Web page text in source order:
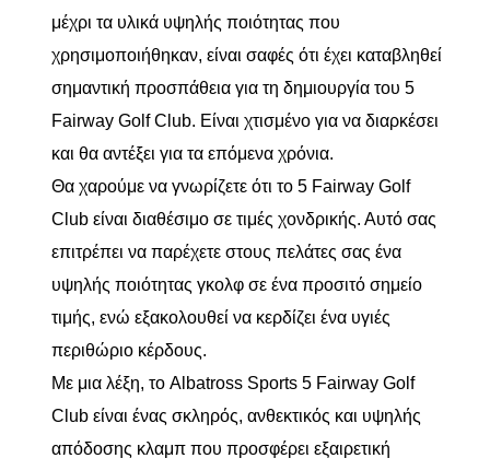
μέχρι τα υλικά υψηλής ποιότητας που
χρησιμοποιήθηκαν, είναι σαφές ότι έχει καταβληθεί
σημαντική προσπάθεια για τη δημιουργία του 5
Fairway Golf Club. Είναι χτισμένο για να διαρκέσει
και θα αντέξει για τα επόμενα χρόνια.
Θα χαρούμε να γνωρίζετε ότι το 5 Fairway Golf
Club είναι διαθέσιμο σε τιμές χονδρικής. Αυτό σας
επιτρέπει να παρέχετε στους πελάτες σας ένα
υψηλής ποιότητας γκολφ σε ένα προσιτό σημείο
τιμής, ενώ εξακολουθεί να κερδίζει ένα υγιές
περιθώριο κέρδους.
Με μια λέξη, το Albatross Sports 5 Fairway Golf
Club είναι ένας σκληρός, ανθεκτικός και υψηλής
απόδοσης κλαμπ που προσφέρει εξαιρετική